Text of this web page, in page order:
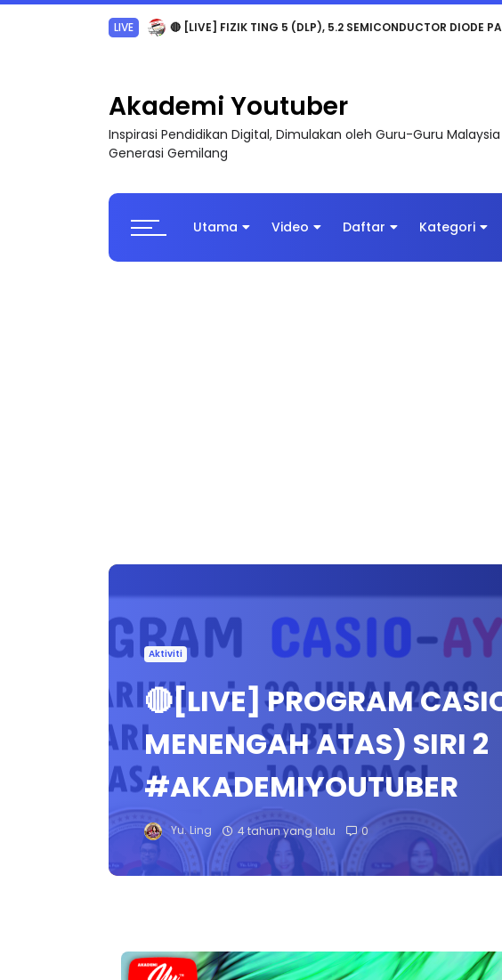
LIVE 🔴 [LIVE] PRINSIP PERAKAUNAN, PECUT SKOR SOALAN 1
Akademi Youtuber
Inspirasi Pendidikan Digital, Dimulakan oleh Guru-Guru
Generasi Gemilang
Utama Video Daftar Kategori
Aktiviti
🔴[LIVE] PROGRAM
MENENGAH ATAS) SIRI 2
#AKADEMIYOUTUBER
Yu. Ling 4 tahun yang lalu 0